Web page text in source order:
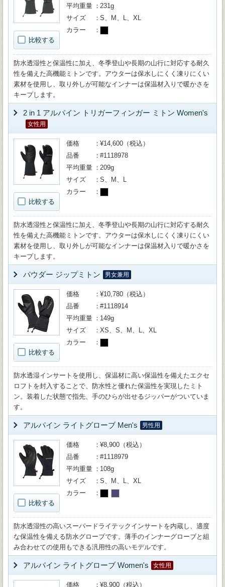
比較する
平均重量
231g
サイズ
S、M、L、XL
カラー
防水透湿性と保温性に加え、冬季登山や長期の山行に対応する耐久
性を備えた高機能ミトンです。アウターは保水しにくく凍りにくい
素材を使用し、取り外しが可能なインナーは保温材入りで暖かさを
キープします。
2 in 1 アルパイン トリガーフィンガー ミトン Women's
女性用
比較する
価格
¥14,600（税込）
品番
#1118978
平均重量
209g
サイズ
S、M、L
カラー
防水透湿性と保温性に加え、冬季登山や長期の山行に対応する耐久
性を備えた高機能ミトンです。アウターは保水しにくく凍りにくい
素材を使用し、取り外しが可能なインナーは保温材入りで暖かさを
キープします。
パウダー ジップミトン 男女兼用
比較する
価格
¥10,780（税込）
品番
#1118914
平均重量
149g
サイズ
XS、S、M、L、XL
カラー
防水透湿インサートを使用し、保温材に高い保温性を備えたエクセ
ロフトを封入することで、防水性と優れた保温性を実現したミト
ン。装着した状態で指先、手のひらが出せるジッパーがついていま
す。
アルパイン ライトグローブ Men's 男性用
比較する
価格
¥8,900（税込）
品番
#1118979
平均重量
108g
サイズ
S、M、L、XL
カラー
防水透湿性の高いスーパードライテックインサートを内蔵し、適度
な保温性を備える防水グローブです。薄手のインナーグローブと組
み合わせての使用もできる汎用性の高いモデルです。
アルパイン ライトグローブ Women's 女性用
価格 ¥8,900（税込）